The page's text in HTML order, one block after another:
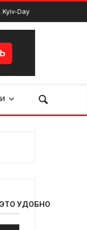
а не подержанный?
Day
УДОБНО